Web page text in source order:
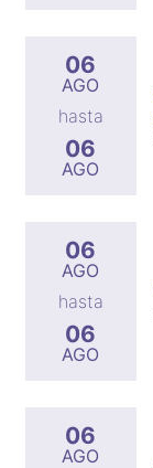
06
AGO
hasta
06
AGO
06
AGO
hasta
06
AGO
06
AGO